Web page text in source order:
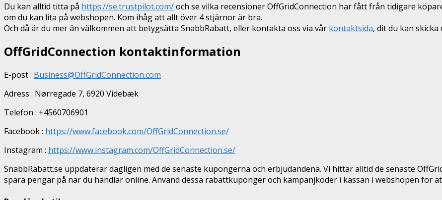
Du kan alltid titta på https://se.trustpilot.com/och se vilka recensioner OffGridConnection har fått från tidigare
om du kan lita på webshopen. Kom ihåg att allt över 4 stjärnor är bra.
Och då är du mer än välkommen att betygsätta SnabbRabatt, eller kontakta oss via vår kontaktsida, dit du kan
OffGridConnection kontaktinformation
E-post : Business@OffGridConnection.com
Adress : Nørregade 7, 6920 Videbæk
Telefon : +4560706901
Facebook : https://www.facebook.com/OffGridConnection.se/
Instagram : https://www.instagram.com/OffGridConnection.se/
SnabbRabatt.se uppdaterar dagligen med de senaste kupongerna och erbjudandena. Vi hittar alltid de senaste
spara pengar på när du handlar online. Använd dessa rabattkuponger och kampanjkoder i kassan i webshopen för